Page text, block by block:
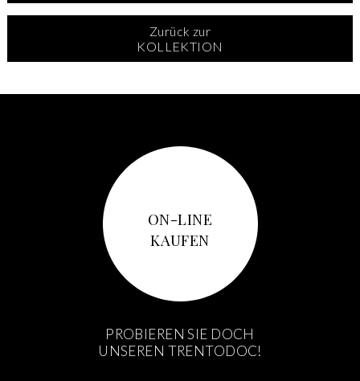
Zurück zur
KOLLEKTION
ON-LINE
KAUFEN
PROBIEREN SIE DOCH
UNSEREN TRENTODOC!